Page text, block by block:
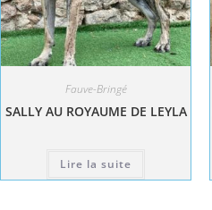
Fauve-Bringé
SALLY AU ROYAUME DE LEYLA
Lire la suite